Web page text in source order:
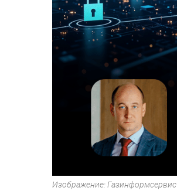
Изображение: Газинформсервис